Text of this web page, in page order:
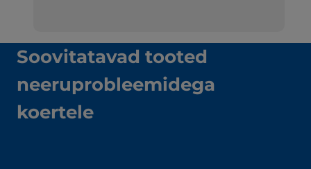
Soovitatavad tooted
neeruprobleemidega
koertele